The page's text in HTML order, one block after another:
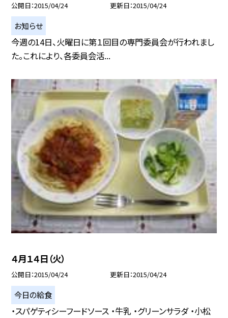
公開日 2015/04/24 更新日 2015/04/24
お知らせ
今週の14日、火曜日に第１回目の専門委員会が行われまし
た。これにより、各委員会活...
４月１４日（火）
公開日 2015/04/24 更新日 2015/04/24
今日の給食
・スパゲティシーフードソース ・牛乳 ・グリーンサラダ ・小松